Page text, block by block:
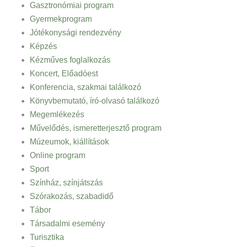
Gasztronómiai program
Gyermekprogram
Jótékonysági rendezvény
Képzés
Kézműves foglalkozás
Koncert, Előadóest
Konferencia, szakmai találkozó
Könyvbemutató, író-olvasó találkozó
Megemlékezés
Művelődés, ismeretterjesztő program
Múzeumok, kiállítások
Online program
Sport
Színház, színjátszás
Szórakozás, szabadidő
Tábor
Társadalmi esemény
Turisztika